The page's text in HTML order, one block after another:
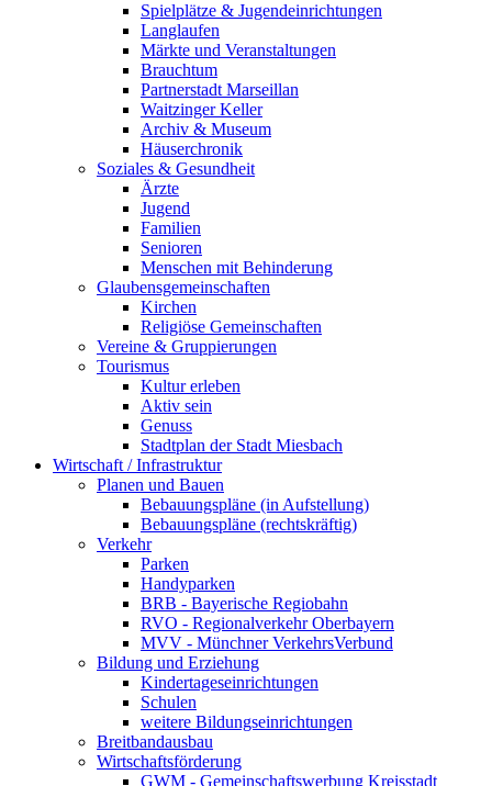
Spielplätze & Jugendeinrichtungen
Langlaufen
Märkte und Veranstaltungen
Brauchtum
Partnerstadt Marseillan
Waitzinger Keller
Archiv & Museum
Häuserchronik
Soziales & Gesundheit
Ärzte
Jugend
Familien
Senioren
Menschen mit Behinderung
Glaubensgemeinschaften
Kirchen
Religiöse Gemeinschaften
Vereine & Gruppierungen
Tourismus
Kultur erleben
Aktiv sein
Genuss
Stadtplan der Stadt Miesbach
Wirtschaft / Infrastruktur
Planen und Bauen
Bebauungspläne (in Aufstellung)
Bebauungspläne (rechtskräftig)
Verkehr
Parken
Handyparken
BRB - Bayerische Regiobahn
RVO - Regionalverkehr Oberbayern
MVV - Münchner VerkehrsVerbund
Bildung und Erziehung
Kindertageseinrichtungen
Schulen
weitere Bildungseinrichtungen
Breitbandausbau
Wirtschaftsförderung
GWM - Gemeinschaftswerbung Kreisstadt